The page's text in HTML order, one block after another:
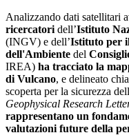
Analizzando dati satellitari
ricercatori dell’Istituto
(INGV) e dell’Istituto per
dell'Ambiente del
IREA) ha tracciato la
di Vulcano, e delineato
scoperta per la sicurezza
Geophysical Research
rappresentano un
valutazioni future della